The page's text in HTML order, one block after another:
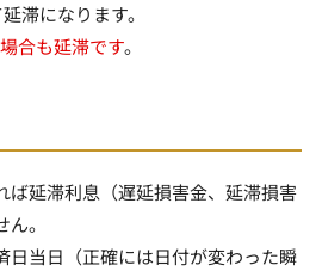
滞になります。
合も延滞です。
ば延滞利息（遅延損害金、延滞損害
ん。
日当日（正確には日付が変わった瞬